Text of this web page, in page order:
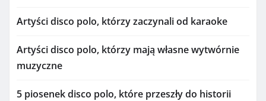
Artyści disco polo, którzy zaczynali od karaoke
Artyści disco polo, którzy mają własne wytwórnie
muzyczne
5 piosenek disco polo, które przeszły do historii